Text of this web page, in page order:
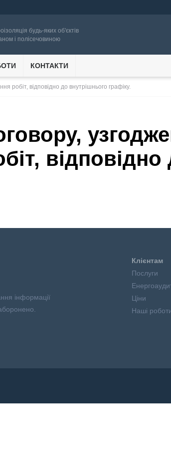
будь-яких об'єктів
і полісечовиною
КОНТАКТИ
робіт, відповідно до внутрішнього графіку.
інформації
Клієнтам
Послуги
Ціни
Наші